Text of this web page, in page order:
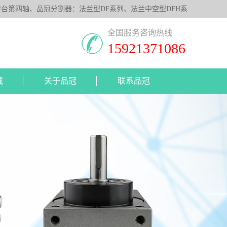
第四轴、品冠分割器：法兰型DF系列、法兰中空型DFH系
全国服务咨询热线
15921371086
关于品冠 联系品冠